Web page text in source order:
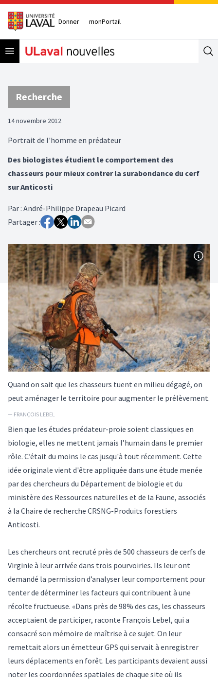
Donner monPortail
Open menu
Recherche
14 novembre 2012
Portrait de l'homme en prédateur
Des biologistes étudient le comportement des
chasseurs pour mieux contrer la surabondance du cerf
sur Anticosti
Par: André-Philippe Drapeau Picard
Partager :
Quand on sait que les chasseurs tuent en milieu dégagé, on
peut aménager le territoire pour augmenter le prélèvement.
— FRANÇOIS LEBEL
Bien que les études prédateur-proie soient classiques en
biologie, elles ne mettent jamais l’humain dans le premier
rôle. C’était du moins le cas jusqu'à tout récemment. Cette
idée originale vient d'être appliquée dans une étude menée
par des chercheurs du Département de biologie et du
ministère des Ressources naturelles et de la Faune, associés
à la Chaire de recherche CRSNG-Produits forestiers
Anticosti.
Les chercheurs ont recruté près de 500 chasseurs de cerfs de
Virginie à leur arrivée dans trois pourvoiries. Ils leur ont
demandé la permission d’analyser leur comportement pour
tenter de déterminer les facteurs qui contribuent à une
récolte fructueuse. «Dans près de 98% des cas, les chasseurs
acceptaient de participer, raconte François Lebel, qui a
consacré son mémoire de maîtrise à ce sujet. On leur
remettait alors un émetteur GPS qui servait à enregistrer
leurs déplacements en forêt. Les participants devaient aussi
noter les coordonnées spatiales de chaque site où ils